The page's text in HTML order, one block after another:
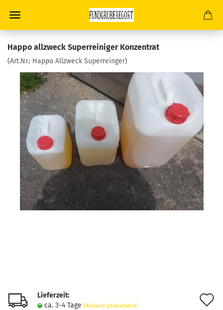
Happo allzweck Superreiniger Konzentrat
(Art.Nr.: Happo Allzweck Superreinger)
Lieferzeit:
ca. 3-4 Tage (Ausland abweichend)